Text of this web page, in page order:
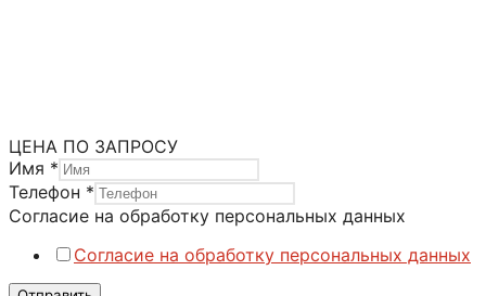
ЦЕНА ПО ЗАПРОСУ
Имя *
Телефон *
Согласие на обработку персональных данных
Согласие на обработку персональных данных